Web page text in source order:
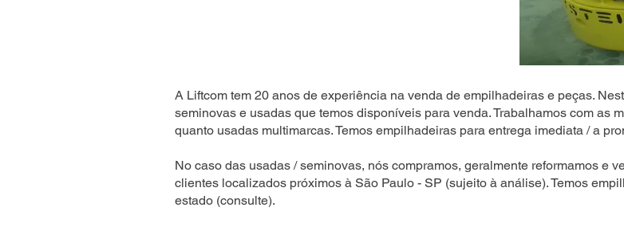
A Liftcom tem 20 anos de experiência na venda de empilhadeiras e peças.
seminovas e usadas que temos disponíveis para venda. Trabalhamos com as
quanto usadas multimarcas. Temos empilhadeiras para entrega imediata / a
No caso das usadas / seminovas, nós compramos, geralmente reformamos e
clientes localizados próximos à São Paulo - SP (sujeito à análise). Temos
estado (consulte).